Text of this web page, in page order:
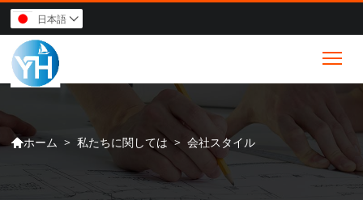
日本語 
ホーム > 私たちに関しては > 会社スタイル